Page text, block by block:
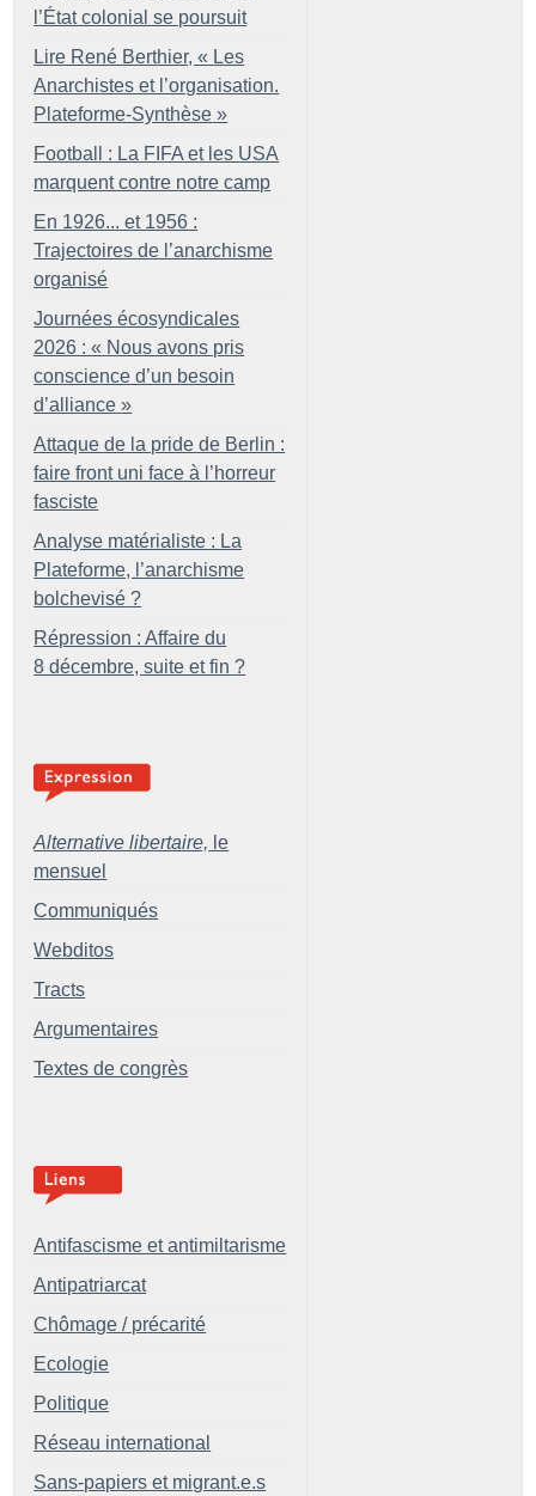
l’État colonial se poursuit
Lire René Berthier, « Les
Anarchistes et l’organisation.
Plateforme-Synthèse »
Football : La FIFA et les USA
marquent contre notre camp
En 1926... et 1956 :
Trajectoires de l’anarchisme
organisé
Journées écosyndicales
2026 : « Nous avons pris
conscience d’un besoin
d’alliance »
Attaque de la pride de Berlin :
faire front uni face à l’horreur
fasciste
Analyse matérialiste : La
Plateforme, l’anarchisme
bolchevisé ?
Répression : Affaire du
8 décembre, suite et fin ?
Alternative libertaire, le
mensuel
Communiqués
Webditos
Tracts
Argumentaires
Textes de congrès
Antifascisme et antimiltarisme
Antipatriarcat
Chômage / précarité
Ecologie
Politique
Réseau international
Sans-papiers et migrant.e.s